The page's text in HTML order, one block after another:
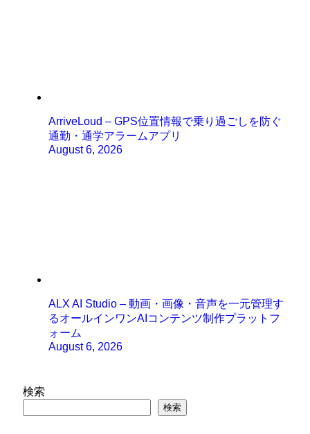
ArriveLoud – GPS位置情報で乗り過ごしを防ぐ
通勤・通学アラームアプリ
August 6, 2026
ALX AI Studio – 動画・画像・音声を一元管理す
るオールインワンAIコンテンツ制作プラットフ
ォーム
August 6, 2026
検索
検索